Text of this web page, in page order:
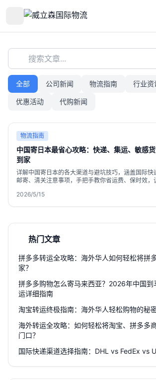
搜索文章...
全部 公司新闻 物流指南 行业资
优惠活动 代购新闻
物流指南
中国寄日本最省心攻略：快递、集运、敏感
到家
详解中国寄日本的各大渠道与避坑技巧，涵盖国际快
邮寄、清关注意事项，手把手教你省运费、保时效，
2026/5/15
热门文章
拼多多转运全攻略：海外华人如何轻松将拼
家？
拼多多购物怎么寄马来西亚？2026年中国到
运详细指南
淘宝转运终极指南：海外华人轻松购物的秘
海外转运全攻略：如何轻松将淘宝、拼多多
门口？
国际快递渠道选择指南：DHL vs FedEx vs